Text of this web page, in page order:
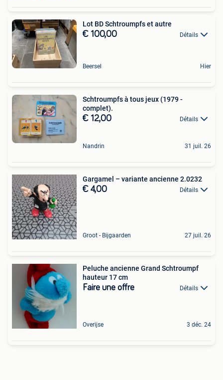
Lot BD Schtroumpfs et autre
€ 100,00 Détails
Beersel Hier
Schtroumpfs à tous jeux (1979 -
complet).
€ 12,00 Détails
Nandrin 31 juil. 26
Gargamel – variante ancienne 2.0232
€ 4,00 Détails
Groot - Bijgaarden 27 juil. 26
Peluche ancienne Grand Schtroumpf
hauteur 17 cm
Faire une offre Détails
Overijse 3 déc. 24